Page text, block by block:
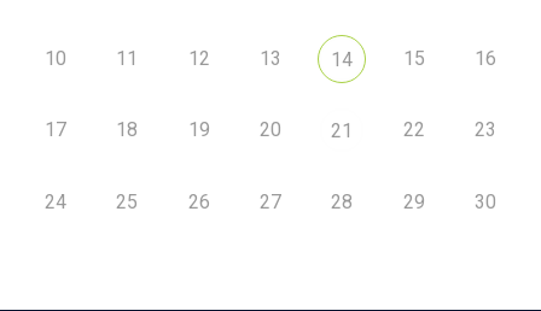
10 11 12 13 14 15 16
17 18 19 20 21 22 23
24 25 26 27 28 29 30